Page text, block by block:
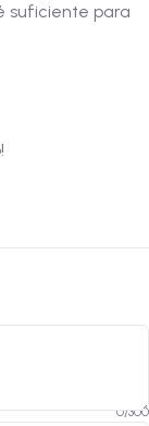
suficiente para
0/300